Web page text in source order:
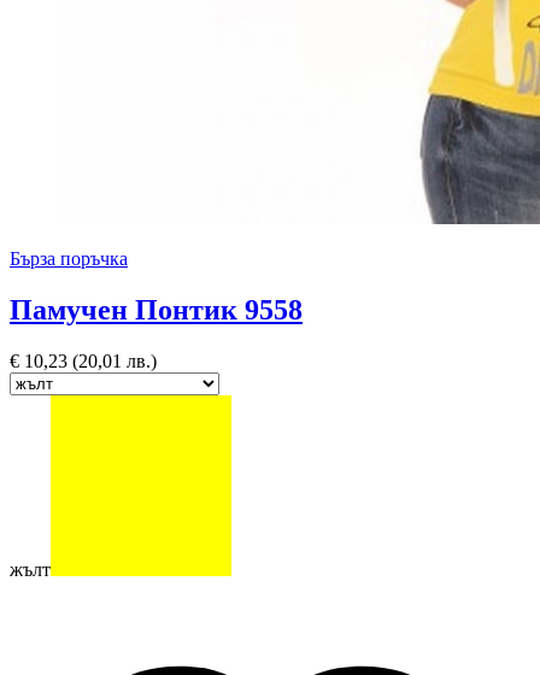
Бърза поръчка
Памучен Понтик 9558
€ 10,23 (20,01 лв.)
жълт